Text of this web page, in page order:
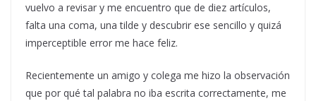
vuelvo a revisar y me encuentro que de diez artículos,
falta una coma, una tilde y descubrir ese sencillo y quizá
imperceptible error me hace feliz.
Recientemente un amigo y colega me hizo la observación
que por qué tal palabra no iba escrita correctamente, me